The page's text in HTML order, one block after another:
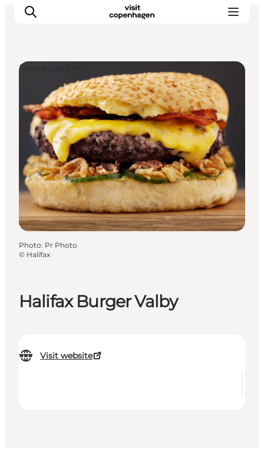
Aktiviteter
Mat och dryck
Planera din resa
Halifax Burger Valby
Visit website
Restauranter
Photo: Pr Photo
© Halifax